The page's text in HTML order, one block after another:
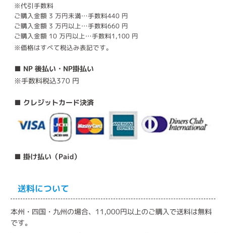
※代引手数料
ご購入金額 3 万円未満…手数料440 円
ご購入金額 3 万円以上…手数料660 円
ご購入金額 10 万円以上…手数料1,100 円
※価格はすべて税込み表記です。
■ NP 後払い・NP掛払い
※手数料税込370 円
■ クレジットカード決済
■ 掛け払い（Paid）
送料について
本州・四国・九州の場合、11,000円以上のご購入で送料は無料
です。